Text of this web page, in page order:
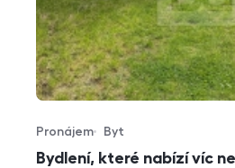
Bydlení, které nabízí víc
Typ nabídky
Pronájem
Typ nemovitosti
Byt